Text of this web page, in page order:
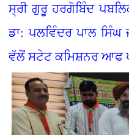
ਸ੍ਰੀ ਗੁਰੂ ਹਰਗੋਬਿੰਦ
ਡਾ: ਪਲਵਿੰਦਰ ਪਾਲ
ਵੱਲੋਂ ਸਟੇਟ ਕਮਿਸ਼ਨਰ ਆਫ